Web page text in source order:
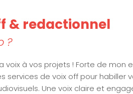
& redactionnel
?
voix à vos projets ! Forte de mon
services de voix off pour habiller
Une voix claire et